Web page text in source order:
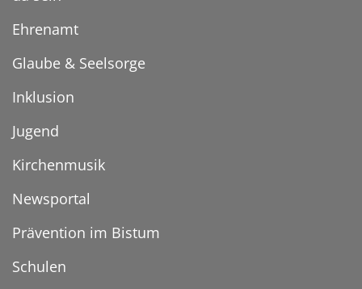
Ehrenamt
Glaube & Seelsorge
Inklusion
Jugend
Kirchenmusik
Newsportal
Prävention im Bistum
Schulen